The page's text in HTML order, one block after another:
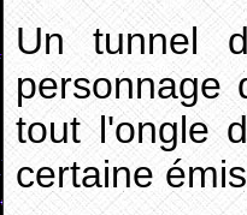
Un tunnel
personnage
tout l'ongle
certaine